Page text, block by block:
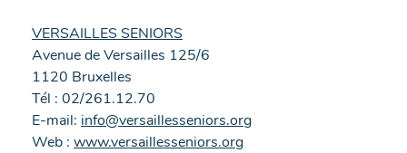
VERSAILLES SENIORS
Avenue de Versailles 125/6
1120 Bruxelles
Tél : 02/261.12.70
E-mail: info@versaillesseniors.org
Web : www.versaillesseniors.org